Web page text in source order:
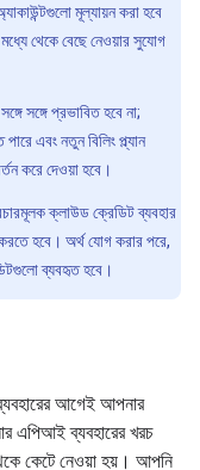
মূল্যায়ন করা হবে
থেকে বেছে নেওয়ার সুযোগ
সঙ্গে প্রভাবিত হবে না;
এবং নতুন বিলিং প্ল্যান
করে দেওয়া হবে।
ক্লাউড ক্রেডিট ব্যবহার
হবে। অর্থ যোগ করার পরে,
ব্যবহৃত হবে।
আগেই আপনার
এপিআই ব্যবহারের খরচ
কেটে নেওয়া হয়। আপনি